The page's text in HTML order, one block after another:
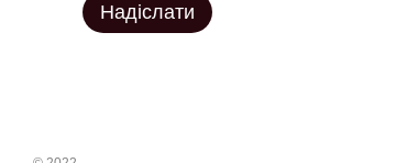
Надіслати